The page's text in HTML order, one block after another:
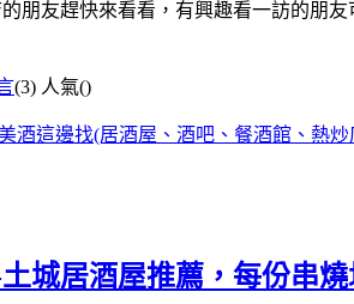
朋友趕快來看看，有興趣看一訪的朋
(3) 人氣()
酒這邊找(居酒屋、酒吧、餐酒館、熱炒
城居酒屋推薦，每份串